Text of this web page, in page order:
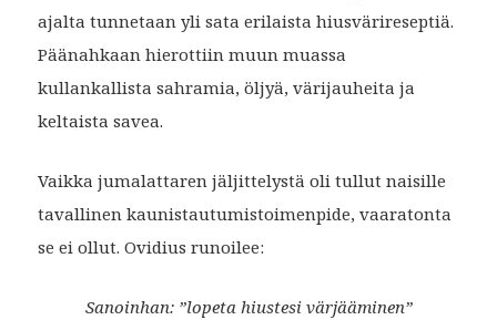
ajalta tunnetaan yli sata erilaista hiusvärireseptiä.
Päänahkaan hierottiin muun muassa
kullankallista sahramia, öljyä, värijauheita ja
keltaista savea.
Vaikka jumalattaren jäljittelystä oli tullut naisille
tavallinen kaunistautumistoimenpide, vaaratonta
se ei ollut. Ovidius runoilee:
Sanoinhan: ”lopeta hiustesi värjääminen”